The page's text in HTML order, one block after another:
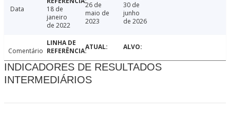
Data
18 de
janeiro
de 2022
26 de
maio de
2023
30 de
junho
de 2026
Comentário
INDICADORES DE RESULTADOS
INTERMEDIÁRIOS